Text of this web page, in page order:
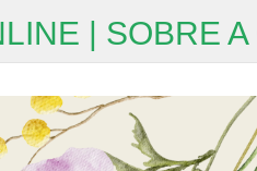
| SOBRE